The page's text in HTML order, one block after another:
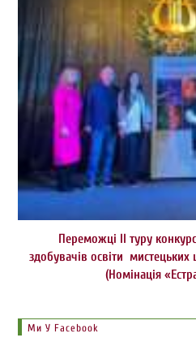
Переможці ІІ туру
здобувачів освіти мистецьких
(Номінація
Ми У Facebook